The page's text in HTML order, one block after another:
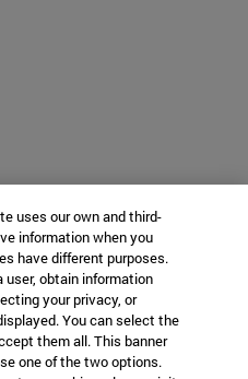
uses our own and third-
information when you
have different purposes.
user, obtain information
your privacy, or
You can select the
them all. This banner
one of the two options.